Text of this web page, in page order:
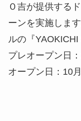
Ｏ吉が提供する
ーンを実施しま
ルの『YAOKICHI
プレオープン日
オープン日：10